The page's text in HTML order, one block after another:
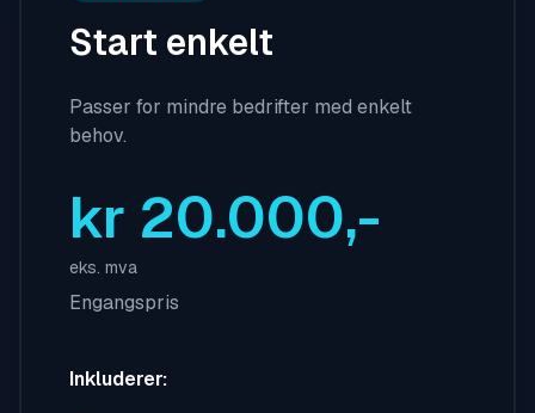
Start enkelt
Passer for mindre bedrifter med enkelt
behov.
kr 20.000,-
eks. mva
Engangspris
Inkluderer: